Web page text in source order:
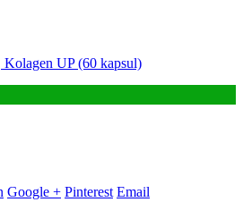
Kolagen UP (60 kapsul)
Google + Pinterest Email